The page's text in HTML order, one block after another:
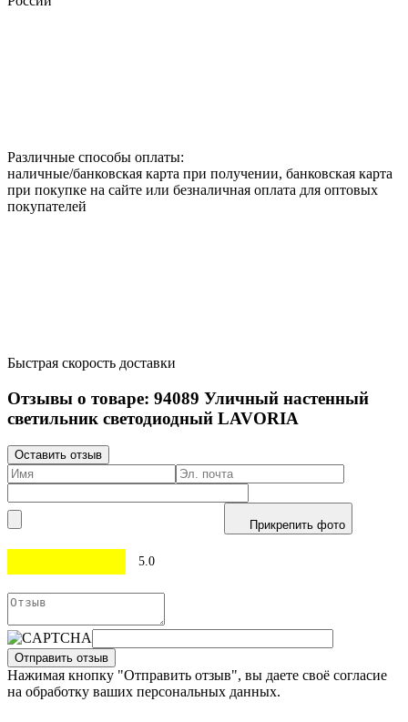
Различные способы оплаты:
наличные/банковская карта при получении, банковская карта
при покупке на сайте или безналичная оплата для оптовых
покупателей
Быстрая скорость доставки
Отзывы о товаре: 94089 Уличный настенный
светильник светодиодный LAVORIA
Оставить отзыв
Прикрепить фото
5.0
Отправить отзыв
Нажимая кнопку "Отправить отзыв", вы даете своё согласие
на обработку ваших персональных данных.